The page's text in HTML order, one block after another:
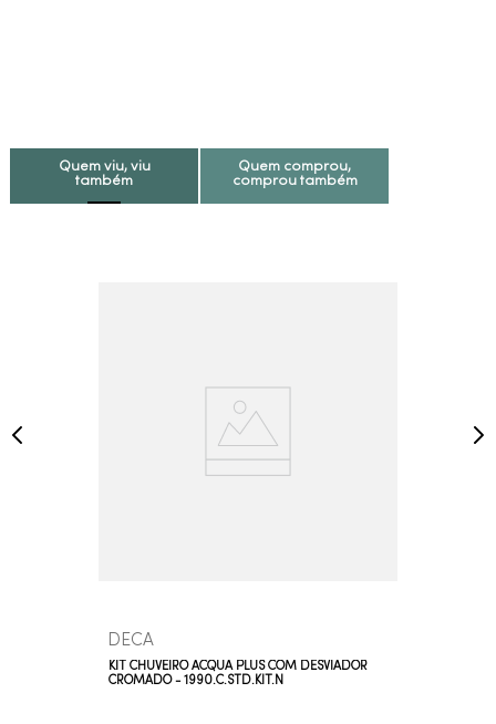
Quem viu, viu
também
Quem comprou,
comprou também
DECA
KIT CHUVEIRO ACQUA PLUS COM DESVIADOR
CROMADO - 1990.C.STD.KIT.N